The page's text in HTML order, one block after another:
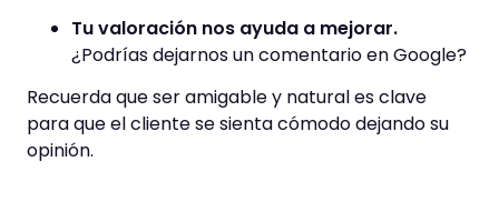
Tu valoración nos ayuda a mejorar.
¿Podrías dejarnos un comentario en Google?
Recuerda que ser amigable y natural es clave
para que el cliente se sienta cómodo dejando su
opinión.